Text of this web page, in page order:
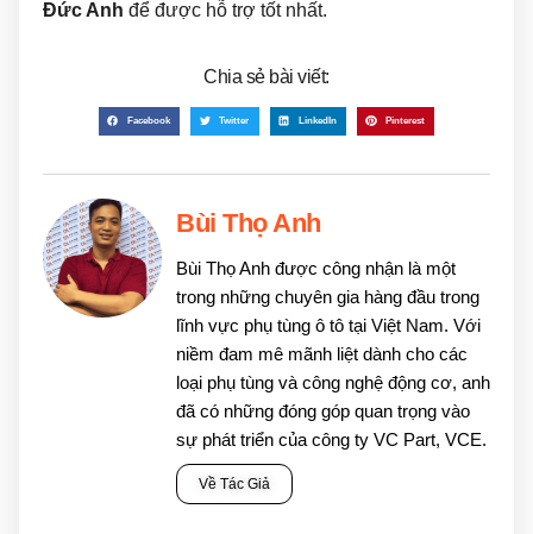
Đức Anh để được hỗ trợ tốt nhất.
Chia sẻ bài viết:
Facebook Twitter LinkedIn Pinterest
Bùi Thọ Anh
Bùi Thọ Anh được công nhận là một
trong những chuyên gia hàng đầu trong
lĩnh vực phụ tùng ô tô tại Việt Nam. Với
niềm đam mê mãnh liệt dành cho các
loại phụ tùng và công nghệ động cơ, anh
đã có những đóng góp quan trọng vào
sự phát triển của công ty VC Part, VCE.
Về Tác Giả